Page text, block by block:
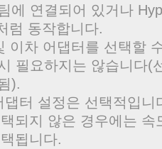
에 연결되어 있거나
럼 동작합니다.
이차 어댑터를 선택할
필요하지는 않습니다(
).
댑터 설정은 선택적입니
되지 않은 경우에는
됩니다.